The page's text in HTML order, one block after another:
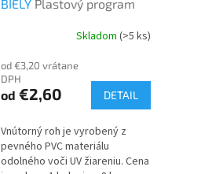
BIELY Plastový program
Skladom (>5 ks)
od €3,20 vrátane
DPH
od €2,60 DETAIL
Vnútorný roh je vyrobený z
pevného PVC materiálu
odolného voči UV žiareniu. Cena